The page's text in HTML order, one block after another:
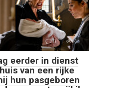
0 4
eerder in dienst
van een rijke
hun pasgeboren